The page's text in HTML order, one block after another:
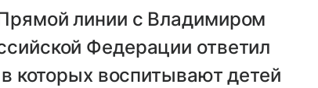
линии с Владимиром
Федерации ответил
которых воспитывают детей